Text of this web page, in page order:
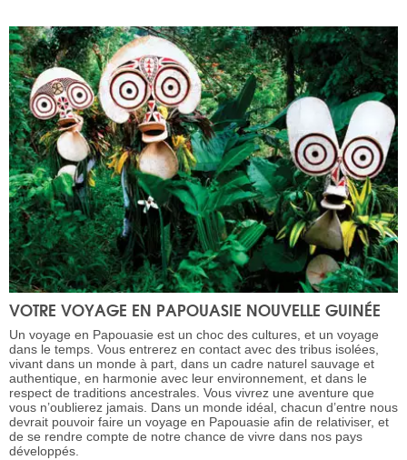
VOTRE VOYAGE EN PAPOUASIE NOUVELLE GUINÉE
Un voyage en Papouasie est un choc des cultures, et un voyage
dans le temps. Vous entrerez en contact avec des tribus isolées,
vivant dans un monde à part, dans un cadre naturel sauvage et
authentique, en harmonie avec leur environnement, et dans le
respect de traditions ancestrales. Vous vivrez une aventure que
vous n’oublierez jamais. Dans un monde idéal, chacun d’entre nous
devrait pouvoir faire un voyage en Papouasie afin de relativiser, et
de se rendre compte de notre chance de vivre dans nos pays
développés.